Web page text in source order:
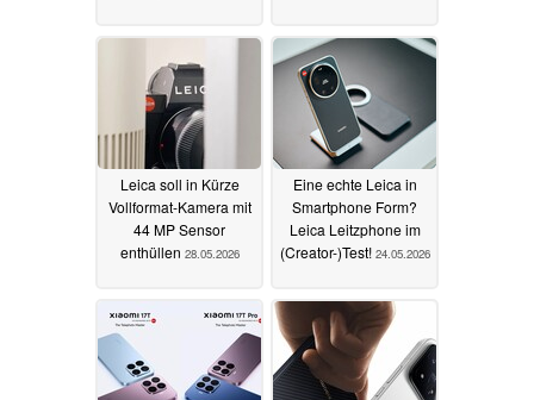
Leica soll in Kürze
Vollformat-Kamera mit
44 MP Sensor
enthüllen 28.05.2026
Eine echte Leica in
Smartphone Form?
Leica Leitzphone im
(Creator-)Test! 24.05.2026